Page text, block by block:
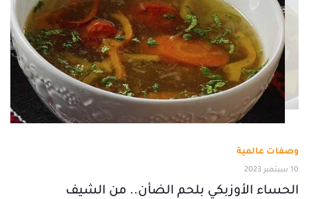
وصفات عالمية
10 سبتمبر 2023
الحساء الأوزبكي بلحم الضأن.. من الشيف